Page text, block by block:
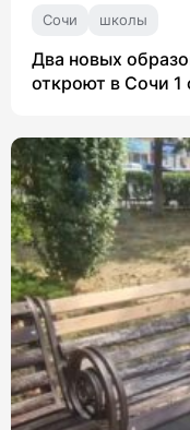
Сочи школы
Два новых
откроют в Сочи 1